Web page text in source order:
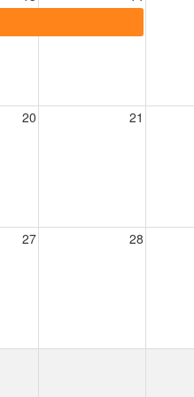
20 21
27 28